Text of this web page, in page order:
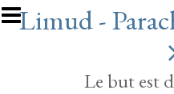
Aller au contenu principal
Limud -
Le but est